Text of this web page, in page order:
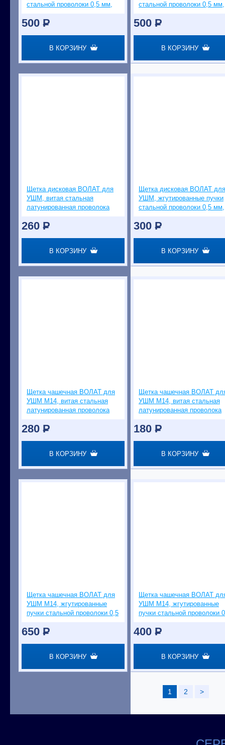
стальной проволоки 0,5 мм,
500 P
В КОРЗИНУ
стальной проволоки 0,5 мм,
500 P
В КОРЗИНУ
Щетка дисковая ВОЛАТ для
УШМ, витая стальная
латунированная проволока
260 P
В КОРЗИНУ
Щетка дисковая ВОЛАТ для
УШМ, жгутированные пучки
стальной проволоки 0,5 мм,
300 P
В КОРЗИНУ
Щетка чашечная ВОЛАТ для
УШМ М14, витая стальная
латунированная проволока
280 P
В КОРЗИНУ
Щетка чашечная ВОЛАТ
УШМ М14, витая стальная
латунированная проволока
180 P
В КОРЗИНУ
Щетка чашечная ВОЛАТ для
УШМ М14, жгутированные
пучки стальной проволоки 0,5
650 P
В КОРЗИНУ
Щетка чашечная ВОЛАТ
УШМ М14, жгутированные
пучки стальной проволоки
400 P
В КОРЗИНУ
1 2 >